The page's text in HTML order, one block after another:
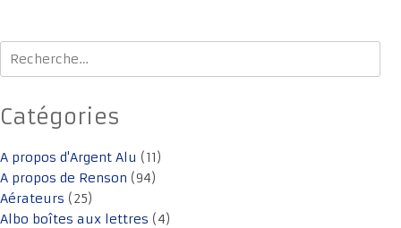
Rechercher :
Catégories
A propos d'Argent Alu (11)
A propos de Renson (94)
Aérateurs (25)
Albo boîtes aux lettres (4)